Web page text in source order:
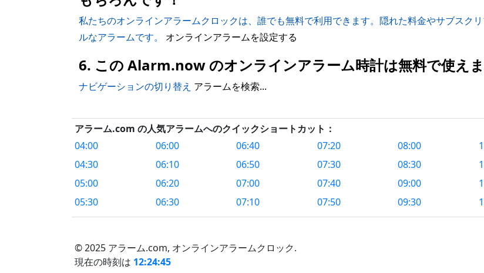
私たちのオンラインアラームクロックは、誰でも無料で利用できます。隠れた料金やサブスク
ルなアラームです。
オンラインアラームを設定する
6. この Alarm.now のオンラインアラーム時計は無料で使え
ナビゲーションの切り替え アラームを検索...
アラーム.com の人気アラームへのクイックショートカット：
04:00
04:30
05:00
05:30
06:00
06:10
06:20
06:30
06:40
06:50
07:00
07:10
07:20
07:30
07:40
07:50
08:00
08:30
09:00
09:30
© 2025 アラーム.com, オンラインアラームクロック.
現在の時刻は 12:24:46